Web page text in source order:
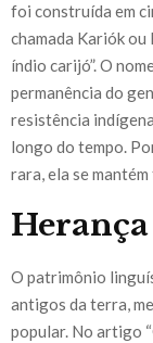
foi construída em
chamada Kariók ou
índio carijó”. O
permanência do
resistência
longo do tempo.
rara, ela se
O patrimônio
antigos da terra,
popular. No artigo